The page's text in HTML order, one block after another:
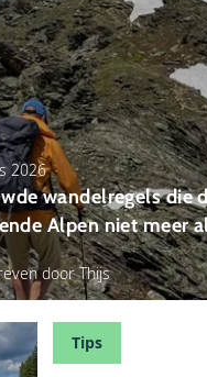
2026
wandelregels die
Alpen niet meer
door Thijs
Tips